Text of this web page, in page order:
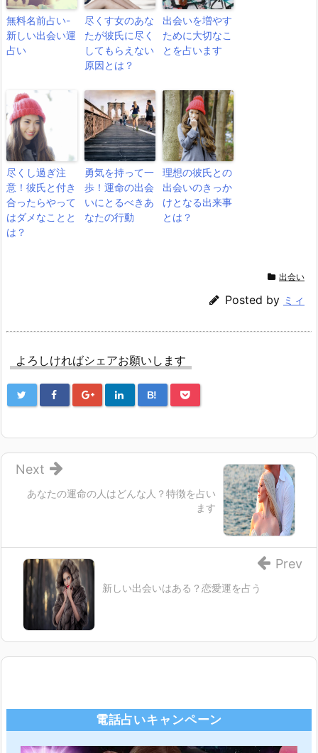
無料名前占い-
新しい出会い運
占い
尽くす女のあな
たが彼氏に尽く
してもらえない
原因とは？
出会いを増やす
ために大切なこ
とを占います
尽くし過ぎ注
意！彼氏と付き
合ったらやって
はダメなことと
は？
勇気を持って一
歩！運命の出会
いにとるべきあ
なたの行動
理想の彼氏との
出会いのきっか
けとなる出来事
とは？
出会い
Posted by ミィ
よろしければシェアお願いします
B!
あなたの運命の人はどんな人？特徴を占い
ます
Next
新しい出会いはある？恋愛運を占う
Prev
電話占いキャンペーン